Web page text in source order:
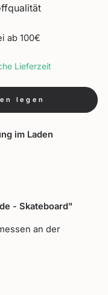
ab 100€
Lieferzeit
legen
im Laden
- Skateboard"
an der